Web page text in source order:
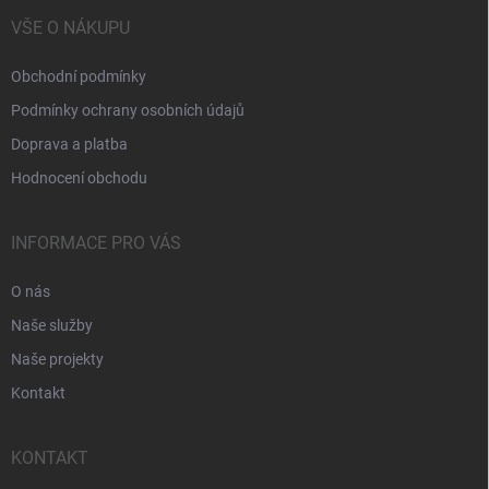
VŠE O NÁKUPU
Obchodní podmínky
Podmínky ochrany osobních údajů
Doprava a platba
Hodnocení obchodu
INFORMACE PRO VÁS
O nás
Naše služby
Naše projekty
Kontakt
KONTAKT